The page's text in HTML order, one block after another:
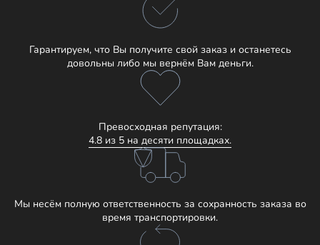
Гарантируем, что Вы получите свой заказ и останетесь
довольны либо мы вернём Вам деньги.
Превосходная репутация:
4.8 из 5 на десяти площадках.
Мы несём полную ответственность за сохранность заказа во
время транспортировки.